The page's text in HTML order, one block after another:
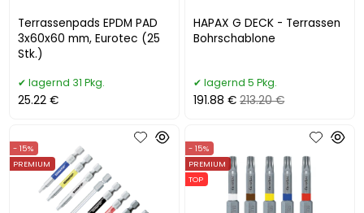
Terrassenpads EPDM PAD
3x60x60 mm, Eurotec (25
Stk.)
lagernd 31 Pkg.
25.22 €
HAPAX G DECK - Terrassen
Bohrschablone
lagernd 5 Pkg.
191.88 € 213.20 €
- 15%
PREMIUM
- 15%
PREMIUM
TOP